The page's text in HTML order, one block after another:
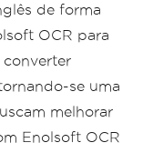
de forma
OCR para
converter
se uma
melhorar
Enolsoft OCR